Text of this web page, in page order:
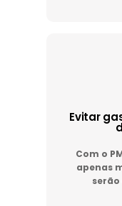
Evitar
Com o
apenas